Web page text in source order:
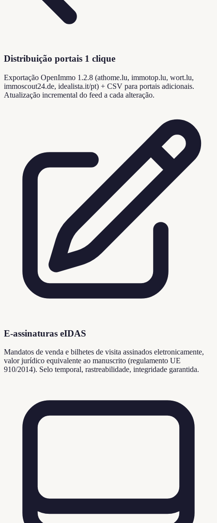
Distribuição portais 1 clique
Exportação OpenImmo 1.2.8 (athome.lu, immotop.lu, wort.lu,
immoscout24.de, idealista.it/pt) + CSV para portais adicionais.
Atualização incremental do feed a cada alteração.
E-assinaturas eIDAS
Mandatos de venda e bilhetes de visita assinados eletronicamente,
valor jurídico equivalente ao manuscrito (regulamento UE
910/2014). Selo temporal, rastreabilidade, integridade garantida.